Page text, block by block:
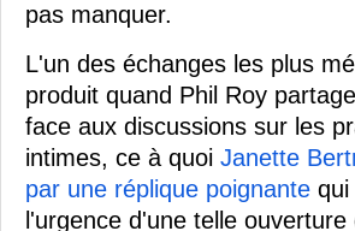
pas manquer.
L'un des échanges les plus
produit quand Phil Roy
face aux discussions sur les
intimes, ce à quoi Janette
par une réplique poignante qui
l'urgence d'une telle